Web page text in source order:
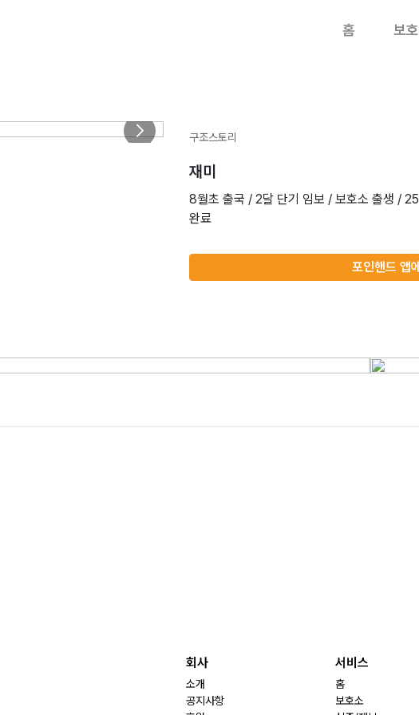
홈 보
구조스토리
재미
8월초 출국 / 2달 단기 임보 / 보호소 출생 /
완료
포인핸드 앱
회사
소개
공지사항
서비스
홈
보호소